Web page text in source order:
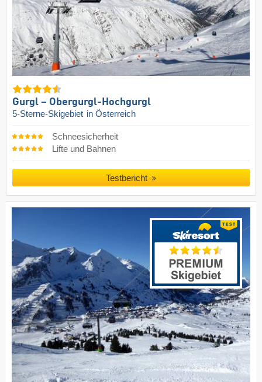
Gurgl – Obergurgl-Hochgurgl
5-Sterne-Skigebiet in Österreich
Schneesicherheit
Lifte und Bahnen
Testbericht